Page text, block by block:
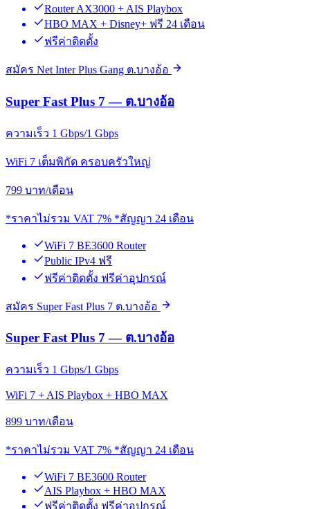
Router AX3000 + AIS Playbox
HBO MAX + Disney+ ฟรี 24 เดือน
ฟรีค่าติดตั้ง
สมัคร Net Inter Plus Gang ต.บางอ้อ
Super Fast Plus 7 — ต.บางอ้อ
ความเร็ว 1 Gbps/1 Gbps
WiFi 7 เต็มพิกัด ครอบครัวใหญ่
799 บาท/เดือน
*ราคาไม่รวม VAT 7% *สัญญา 24 เดือน
WiFi 7 BE3600 Router
Public IPv4 ฟรี
ฟรีค่าติดตั้ง ฟรีค่าอุปกรณ์
สมัคร Super Fast Plus 7 ต.บางอ้อ
Super Fast Plus 7 — ต.บางอ้อ
ความเร็ว 1 Gbps/1 Gbps
WiFi 7 + AIS Playbox + HBO MAX
899 บาท/เดือน
*ราคาไม่รวม VAT 7% *สัญญา 24 เดือน
WiFi 7 BE3600 Router
AIS Playbox + HBO MAX
ฟรีค่าติดตั้ง ฟรีค่าอุปกรณ์